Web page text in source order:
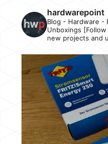
hardwarepoint
Blog - Hardware -
Unboxings
new projects and